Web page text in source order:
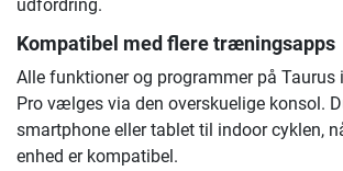
udfordring.
Kompatibel med flere træningsapps
Alle funktioner og programmer på Taurus
Pro vælges via den overskuelige konsol.
smartphone eller tablet til indoor cyklen,
enhed er kompatibel.